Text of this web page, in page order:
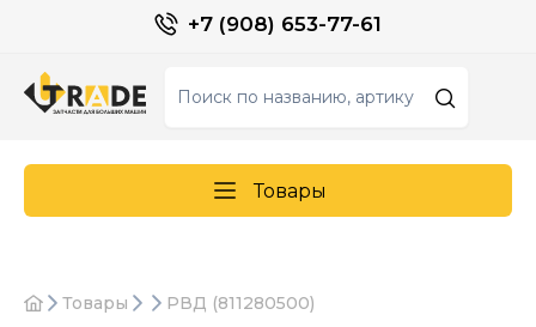
+7 (908) 653-77-61
Товары
Товары РВД (811280500)